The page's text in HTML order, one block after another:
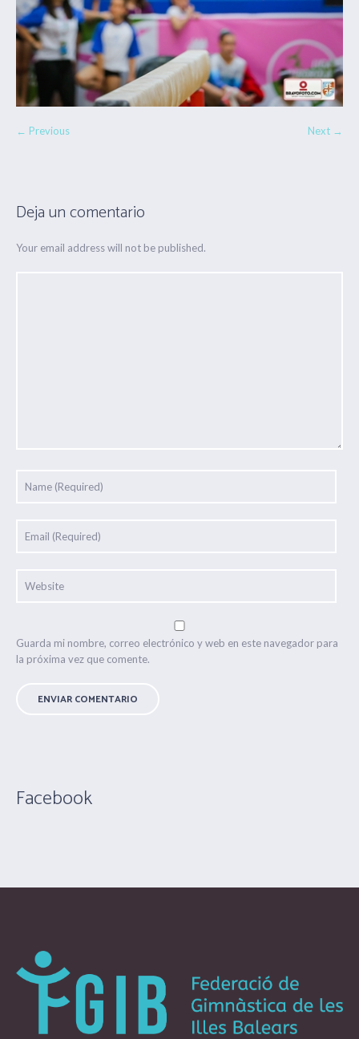
← Previous Next →
Deja un comentario
Your email address will not be published.
Guarda mi nombre, correo electrónico y web en este navegador para
la próxima vez que comente.
Facebook